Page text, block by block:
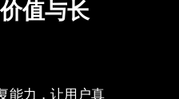
值与长
能力，让用户真